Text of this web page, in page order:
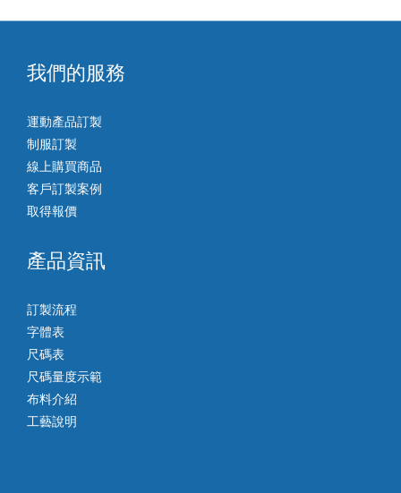
我們的服務
運動產品訂製
制服訂製
線上購買商品
客戶訂製案例
取得報價
產品資訊
訂製流程
字體表
尺碼表
尺碼量度示範
布料介紹
工藝說明